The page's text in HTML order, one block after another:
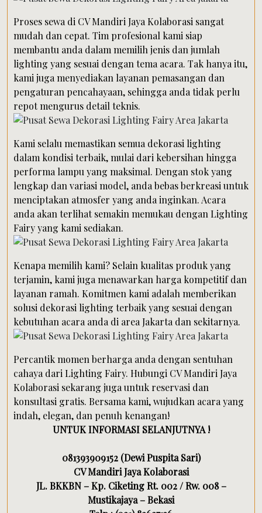
Proses sewa di CV Mandiri Jaya Kolaborasi sangat
mudah dan cepat. Tim profesional kami siap
membantu anda dalam memilih jenis dan jumlah
lighting yang sesuai dengan tema acara. Tak hanya itu,
kami juga menyediakan layanan pemasangan dan
pengaturan pencahayaan, sehingga anda tidak perlu
repot mengurus detail teknis.
Kami selalu memastikan semua dekorasi lighting
dalam kondisi terbaik, mulai dari kebersihan hingga
performa lampu yang maksimal. Dengan stok yang
lengkap dan variasi model, anda bebas berkreasi untuk
menciptakan atmosfer yang anda inginkan. Acara
anda akan terlihat semakin memukau dengan Lighting
Fairy yang kami sediakan.
Kenapa memilih kami? Selain kualitas produk yang
terjamin, kami juga menawarkan harga kompetitif dan
layanan ramah. Komitmen kami adalah memberikan
solusi dekorasi lighting terbaik yang sesuai dengan
kebutuhan acara anda di area Jakarta dan sekitarnya.
Percantik momen berharga anda dengan sentuhan
cahaya dari Lighting Fairy. Hubungi CV Mandiri Jaya
Kolaborasi sekarang juga untuk reservasi dan
konsultasi gratis. Bersama kami, wujudkan acara yang
indah, elegan, dan penuh kenangan!
UNTUK INFORMASI SELANJUTNYA !
081393909152 (Dewi Puspita Sari)
CV Mandiri Jaya Kolaborasi
JL. BKKBN – Kp. Ciketing Rt. 002 / Rw. 008 –
Mustikajaya – Bekasi